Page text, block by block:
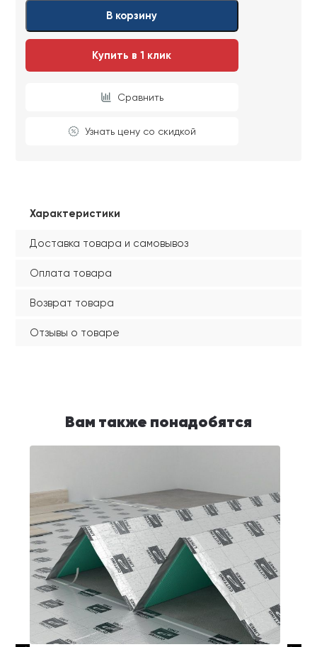
лицам
лицам
В корзину
Купить в 1 клик
Сравнить
Узнать цену со скидкой
Характеристики
Доставка товара и самовывоз
Оплата товара
Возврат товара
Отзывы о товаре
Вам также понадобятся